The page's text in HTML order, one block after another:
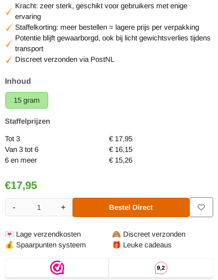
Kracht: zeer sterk, geschikt voor gebruikers met enige
ervaring
Staffelkorting: meer bestellen = lagere prijs per verpakking
Potentie blijft gewaarborgd, ook bij licht gewichtsverlies tijdens
transport
Discreet verzonden via PostNL
Maak een keuze voor
Inhoud
15 gram
Staffelprijzen
Tot 3 € 17,95
Van 3 tot 6
€ 16,15
6 en meer
€ 15,26
€17,95
+
- Bestel Direct
💌 Lage verzendkosten 🙈 Discreet verzonden
💰 Spaarpunten systeem 🎁 Leuke cadeaus